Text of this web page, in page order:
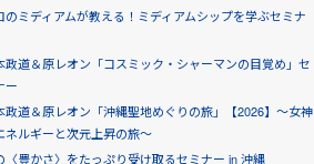
のミディアムが教える！ミディアムシップを学ぶセミナ
政道＆原レオン「コスミック・シャーマンの目覚め」セ
ー
政道＆原レオン「沖縄聖地めぐりの旅」【2026】～女神
ネルギーと次元上昇の旅～
〈豊かさ〉をたっぷり受け取るセミナー in 沖縄